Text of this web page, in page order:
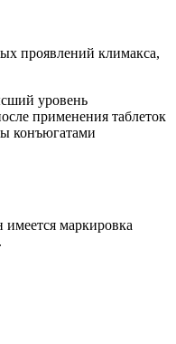
проявлений климакса,
уровень
применения таблеток
конъюгатами
имеется маркировка